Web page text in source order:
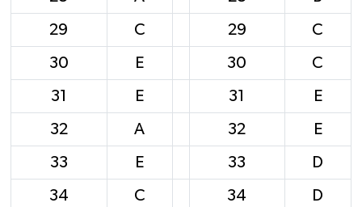
29 C 29 C
30 E 30 C
31 E 31 E
32 A 32 E
33 E 33 D
34 C 34 D